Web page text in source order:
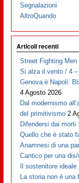
Segnalazioni
AltroQuando
Articoli recenti
Street Fighting Men
Si alza il vento / 4
Genova è Napoli:
4 Agosto 2026
Dal modernismo
del primitivismo 2
Difendersi dai morti
Quello che è stato
Anamnesi di una
Cantico per una
Il sostenitore ideale
La storia non è una